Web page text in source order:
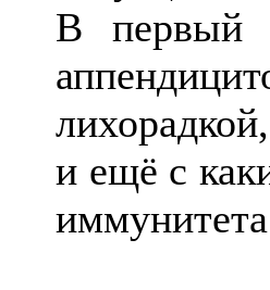
В первый
и ещё с